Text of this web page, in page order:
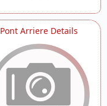
Pont Arriere Details